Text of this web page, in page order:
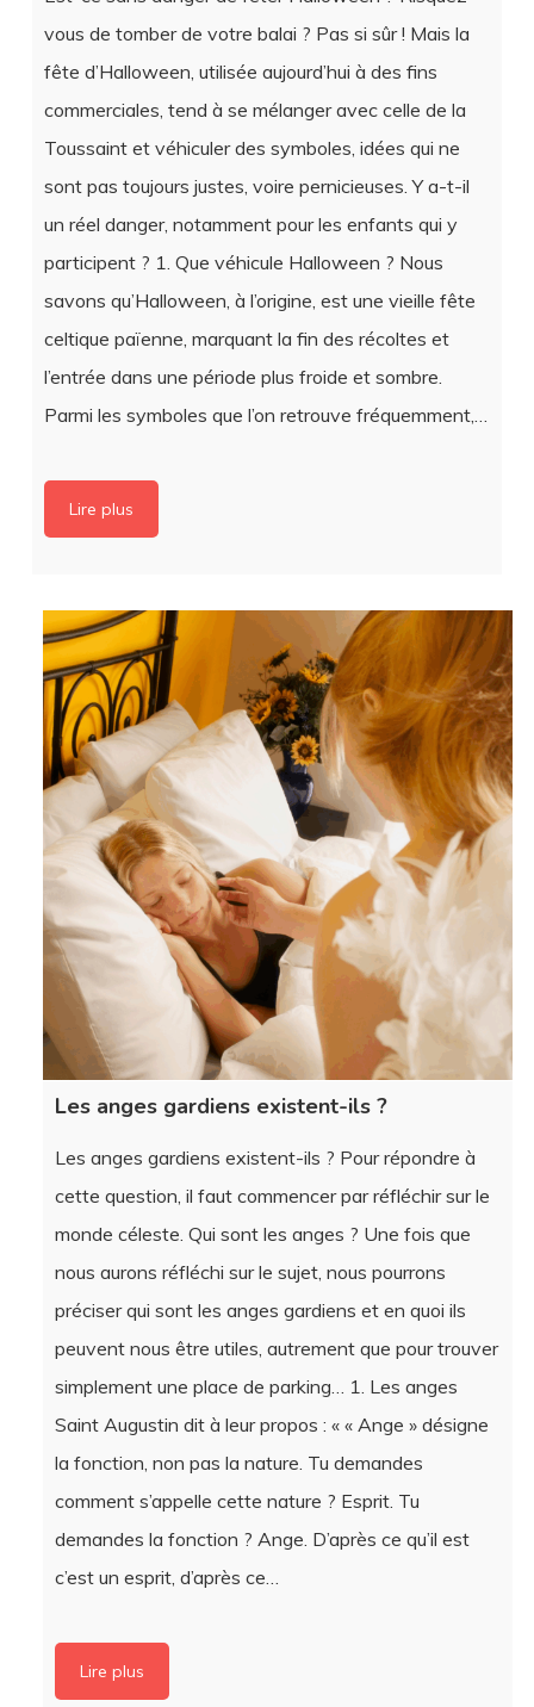
fête d’Halloween, utilisée aujourd’hui à des fins
Toussaint et véhiculer des symboles, idées qui ne
sont pas toujours justes, voire pernicieuses. Y a-t-il
un réel danger, notamment pour les enfants qui y
participent ? 1. Que véhicule Halloween ? Nous
savons qu’Halloween, à l’origine, est une vieille fête
celtique païenne, marquant la fin des récoltes et
l’entrée dans une période plus froide et sombre.
Parmi les symboles que l’on retrouve fréquemment,…
Les anges gardiens existent-ils ?
Les anges gardiens existent-ils ? Pour répondre à
monde céleste. Qui sont les anges ? Une fois que
nous aurons réfléchi sur le sujet, nous pourrons
préciser qui sont les anges gardiens et en quoi ils
peuvent nous être utiles, autrement que pour trouver
simplement une place de parking… 1. Les anges
Saint Augustin dit à leur propos : « « Ange » désigne
la fonction, non pas la nature. Tu demandes
comment s’appelle cette nature ? Esprit. Tu
demandes la fonction ? Ange. D’après ce qu’il est
c’est un esprit, d’après ce…